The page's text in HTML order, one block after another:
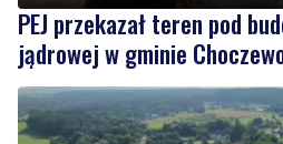
PEJ przekazał teren pod
jądrowej w gminie